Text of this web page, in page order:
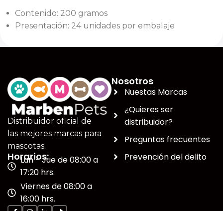
Contenido: 200 gramos
Presentación: 24 unidades por embalaje
Distribuidor oficial de
las mejores marcas para
mascotas.
Horarios:
Lun - Jue de 08:00 a
17:20 hrs.
Viernes de 08:00 a
16:00 hrs.
Nosotros
Nuestas Marcas
¿Quieres ser
distribuidor?
Preguntas frecuentes
Prevención del delito